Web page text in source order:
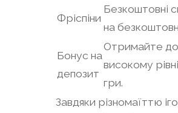
Фріспіни
Безкоштовні
на
Бонус на
депозит
Отримайте
високому
гри.
Завдяки різномаїттю